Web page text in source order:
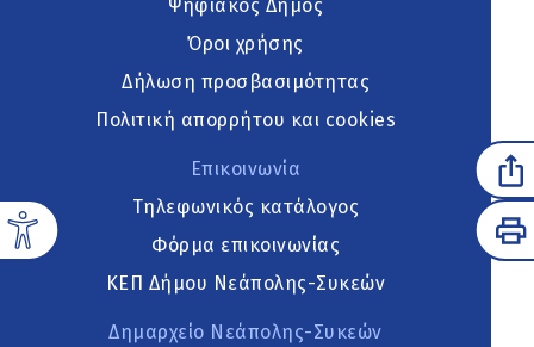
Ψηφιακός Δήμος
Όροι χρήσης
Δήλωση προσβασιμότητας
Πολιτική απορρήτου και cookies
Επικοινωνία
Τηλεφωνικός κατάλογος
Φόρμα επικοινωνίας
ΚΕΠ Δήμου Νεάπολης-Συκεών
Δημαρχείο Νεάπολης-Συκεών